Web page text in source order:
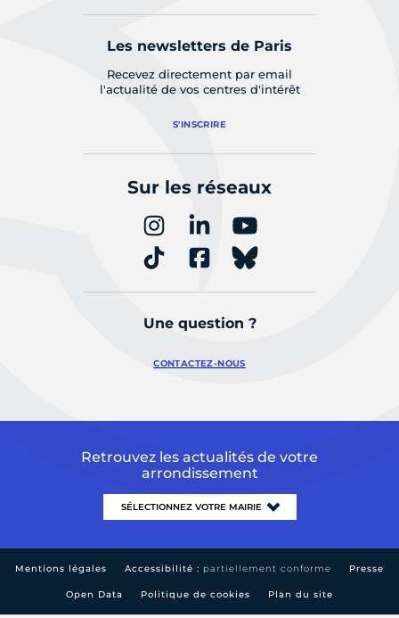
Les newsletters de Paris
Recevez directement par email
l'actualité de vos centres d'intérêt
S'INSCRIRE
Sur les réseaux
Une question ?
CONTACTEZ-NOUS
Retrouvez les actualités de votre
arrondissement
Mentions légales Accessibilité : partiellement conforme Presse
Open Data Politique de cookies Plan du site